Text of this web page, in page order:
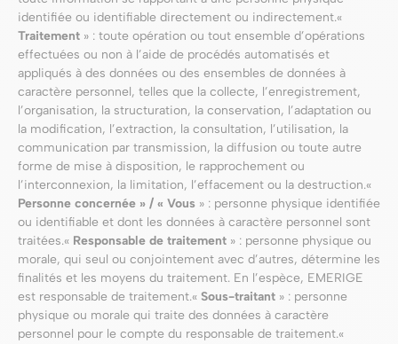
identifiée ou identifiable directement ou indirectement.«
Traitement » : toute opération ou tout ensemble d’opérations
effectuées ou non à l’aide de procédés automatisés et
appliqués à des données ou des ensembles de données à
caractère personnel, telles que la collecte, l’enregistrement,
l’organisation, la structuration, la conservation, l’adaptation ou
la modification, l’extraction, la consultation, l’utilisation, la
communication par transmission, la diffusion ou toute autre
forme de mise à disposition, le rapprochement ou
l’interconnexion, la limitation, l’effacement ou la destruction.«
Personne concernée » / « Vous » : personne physique identifiée
ou identifiable et dont les données à caractère personnel sont
traitées.« Responsable de traitement » : personne physique ou
morale, qui seul ou conjointement avec d’autres, détermine les
finalités et les moyens du traitement. En l’espèce, EMERIGE
est responsable de traitement.« Sous-traitant » : personne
physique ou morale qui traite des données à caractère
personnel pour le compte du responsable de traitement.«